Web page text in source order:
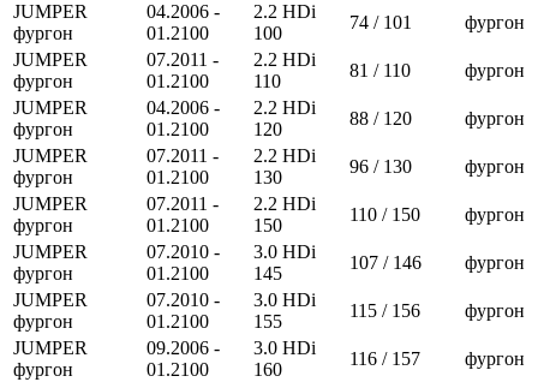
JUMPER
фургон
04.2006 -
01.2100
2.2 HDi
100
74 / 101
фургон
JUMPER
фургон
07.2011 -
01.2100
2.2 HDi
110
81 / 110
фургон
JUMPER
фургон
04.2006 -
01.2100
2.2 HDi
120
88 / 120
фургон
JUMPER
фургон
07.2011 -
01.2100
2.2 HDi
130
96 / 130
фургон
JUMPER
фургон
07.2011 -
01.2100
2.2 HDi
150
110 / 150
фургон
JUMPER
фургон
07.2010 -
01.2100
3.0 HDi
145
107 / 146
фургон
JUMPER
фургон
07.2010 -
01.2100
3.0 HDi
155
115 / 156
фургон
JUMPER
фургон
09.2006 -
01.2100
3.0 HDi
160
116 / 157
фургон